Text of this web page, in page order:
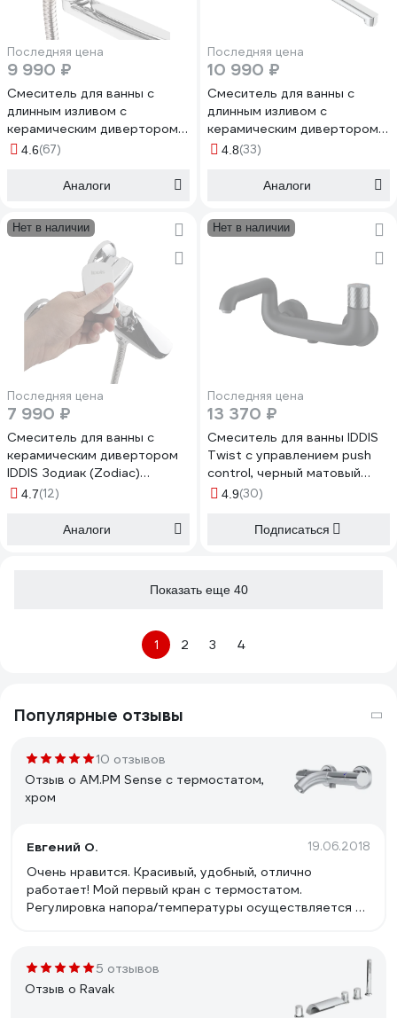
Последняя цена
9 990 ₽
Смеситель для ванны с
длинным изливом с
керамическим дивертором
IDDIS Зодиак (Zodiac), ,
4.6(67)
Аналоги
Последняя цена
10 990 ₽
Смеситель для ванны с
длинным изливом с
керамическим дивертором
IDDIS Коптер (Copter)
4.8(33)
Аналоги
Нет в наличии
Последняя цена
7 990 ₽
Смеситель для ванны с
керамическим дивертором
IDDIS Зодиак (Zodiac)
ZODSB02i02WA
4.7(12)
Аналоги
Нет в наличии
Последняя цена
13 370 ₽
Смеситель для ванны IDDIS
Twist с управлением push
control, черный матовый
TWIBLBTi02WA
4.9(30)
Подписаться
Показать еще 40
1 2 3 4
Популярные отзывы
10 отзывов
Отзыв о AM.PM Sense с термостатом,
хром
Евгений О. 19.06.2018
Очень нравится. Красивый, удобный, отлично
работает! Мой первый кран с термостатом.
Регулировка напора/температуры осуществляется на
5 отзывов
Отзыв о Ravak